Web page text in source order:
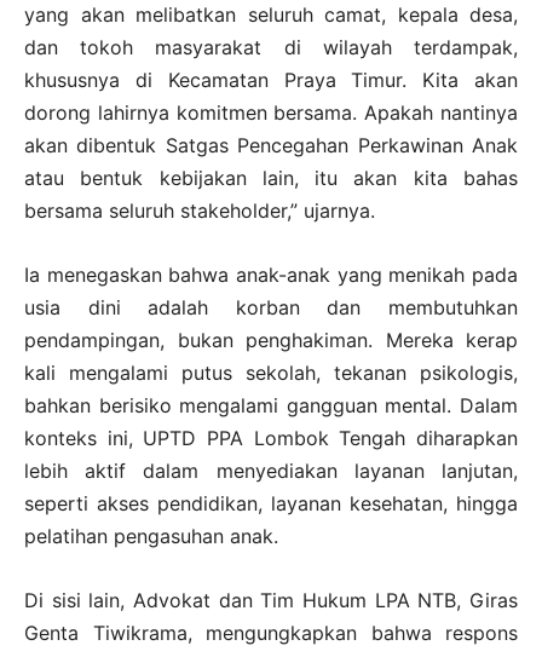
yang akan melibatkan seluruh camat, kepala desa,
dan tokoh masyarakat di wilayah terdampak,
khususnya di Kecamatan Praya Timur. Kita akan
dorong lahirnya komitmen bersama. Apakah nantinya
akan dibentuk Satgas Pencegahan Perkawinan Anak
atau bentuk kebijakan lain, itu akan kita bahas
bersama seluruh stakeholder,” ujarnya.
Ia menegaskan bahwa anak-anak yang menikah pada
usia dini adalah korban dan membutuhkan
pendampingan, bukan penghakiman. Mereka kerap
kali mengalami putus sekolah, tekanan psikologis,
bahkan berisiko mengalami gangguan mental. Dalam
konteks ini, UPTD PPA Lombok Tengah diharapkan
lebih aktif dalam menyediakan layanan lanjutan,
seperti akses pendidikan, layanan kesehatan, hingga
pelatihan pengasuhan anak.
Di sisi lain, Advokat dan Tim Hukum LPA NTB, Giras
Genta Tiwikrama, mengungkapkan bahwa respons